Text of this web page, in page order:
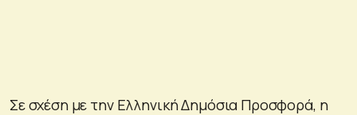
Σε σχέση με την Ελληνική Δημόσια Προσφορά, η